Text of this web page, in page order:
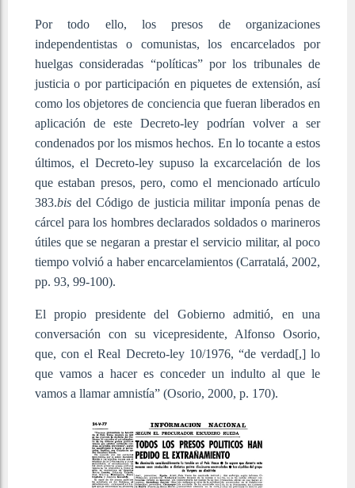
Por todo ello, los presos de organizaciones
independentistas o comunistas, los encarcelados por
huelgas consideradas “políticas” por los tribunales de
justicia o por participación en piquetes de extensión, así
como los objetores de conciencia que fueran liberados en
aplicación de este Decreto-ley podrían volver a ser
condenados por los mismos hechos. En lo tocante a estos
últimos, el Decreto-ley supuso la excarcelación de los
que estaban presos, pero, como el mencionado artículo
383.bis del Código de justicia militar imponía penas de
cárcel para los hombres declarados soldados o marineros
útiles que se negaran a prestar el servicio militar, al poco
tiempo volvió a haber encarcelamientos (Carratalá, 2002,
pp. 93, 99-100).
El propio presidente del Gobierno admitió, en una
conversación con su vicepresidente, Alfonso Osorio,
que, con el Real Decreto-ley 10/1976, “de verdad[,] lo
que vamos a hacer es conceder un indulto al que le
vamos a llamar amnistía” (Osorio, 2000, p. 170).